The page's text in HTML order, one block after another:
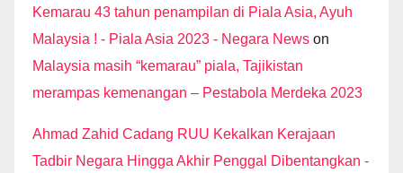
Kemarau 43 tahun penampilan di Piala Asia, Ayuh
Malaysia ! - Piala Asia 2023 - Negara News on
Malaysia masih “kemarau” piala, Tajikistan
merampas kemenangan – Pestabola Merdeka 2023
Ahmad Zahid Cadang RUU Kekalkan Kerajaan
Tadbir Negara Hingga Akhir Penggal Dibentangkan -